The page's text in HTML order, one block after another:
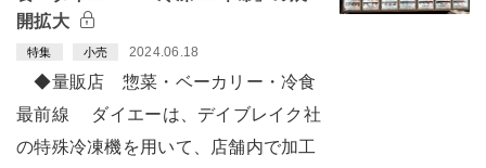
開拡大
特集 小売 2024.06.18
◆量販店 惣菜・ベーカリー・冷食
最前線 ダイエーは、デイブレイク社
の特殊冷凍機を用いて、店舗内で加工